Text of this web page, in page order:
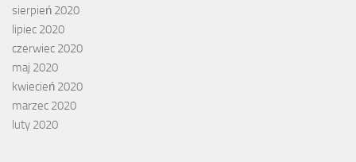
sierpień 2020
lipiec 2020
czerwiec 2020
maj 2020
kwiecień 2020
marzec 2020
luty 2020